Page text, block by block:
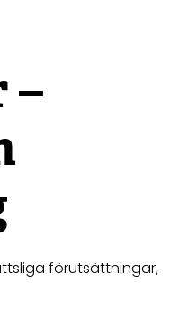
–
förutsättningar,